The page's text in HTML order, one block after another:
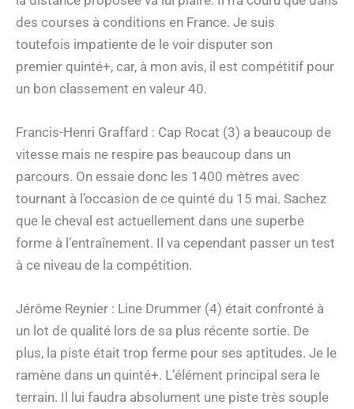
des courses à conditions en France. Je suis
toutefois impatiente de le voir disputer son
premier quinté+, car, à mon avis, il est compétitif pour
un bon classement en valeur 40.
Francis-Henri Graffard : Cap Rocat (3) a beaucoup de
vitesse mais ne respire pas beaucoup dans un
parcours. On essaie donc les 1400 mètres avec
tournant à l’occasion de ce quinté du 15 mai. Sachez
que le cheval est actuellement dans une superbe
forme à l’entraînement. Il va cependant passer un test
à ce niveau de la compétition.
Jérôme Reynier : Line Drummer (4) était confronté à
un lot de qualité lors de sa plus récente sortie. De
plus, la piste était trop ferme pour ses aptitudes. Je le
ramène dans un quinté+. L’élément principal sera le
terrain. Il lui faudra absolument une piste très souple